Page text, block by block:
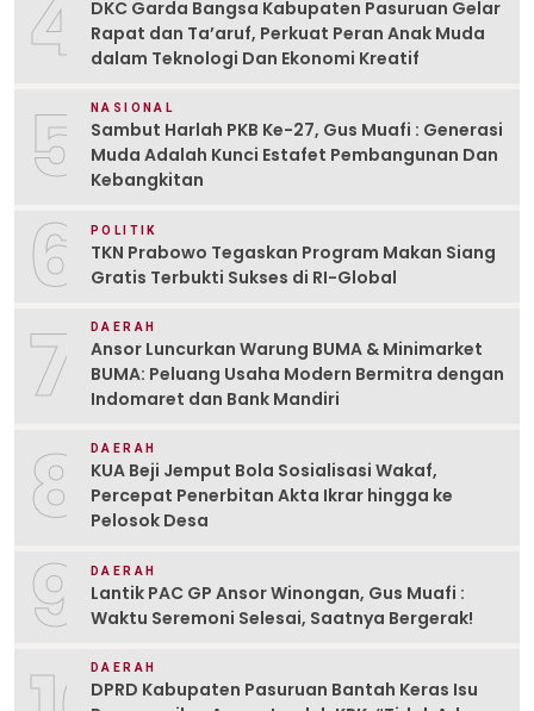
4
DKC Garda Bangsa Kabupaten Pasuruan Gelar
Rapat dan Ta’aruf, Perkuat Peran Anak Muda
dalam Teknologi Dan Ekonomi Kreatif
5 NASIONAL
Sambut Harlah PKB Ke-27, Gus Muafi : Generasi
Muda Adalah Kunci Estafet Pembangunan Dan
Kebangkitan
6 POLITIK
TKN Prabowo Tegaskan Program Makan Siang
Gratis Terbukti Sukses di RI-Global
7 DAERAH
Ansor Luncurkan Warung BUMA & Minimarket
BUMA: Peluang Usaha Modern Bermitra dengan
Indomaret dan Bank Mandiri
8 DAERAH
KUA Beji Jemput Bola Sosialisasi Wakaf,
Percepat Penerbitan Akta Ikrar hingga ke
Pelosok Desa
9 DAERAH
Lantik PAC GP Ansor Winongan, Gus Muafi :
Waktu Seremoni Selesai, Saatnya Bergerak!
DAERAH
DPRD Kabupaten Pasuruan Bantah Keras Isu